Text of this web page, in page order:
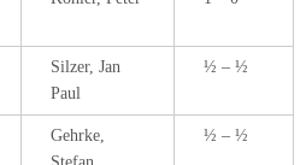
Silzer, Jan
Paul
½ – ½
Gehrke,
½ – ½